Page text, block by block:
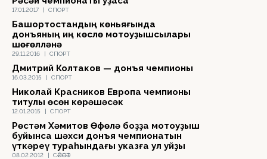
17.01.2017 | СПОРТ
29.11.2016 | СПОРТ
Башҡортостандың көньяғында
донъяның иң көслө мотоуҙышсылары
шөғөлләнә
16.03.2015 | СПОРТ
Дмитрий Колтаков — донъя чемпионы
12.01.2015 | СПОРТ
Николай Красников Европа чемпионы
титулы өсөн көрәшәсәк
08.02.2012 | СӘЙӘСӘТ
Рөстәм Хәмитов Өфөлә боҙҙа мотоуҙыш
буйынса шәхси донъя чемпионатын
үткәреү тураһындағы указға ҡул ҡуйҙы